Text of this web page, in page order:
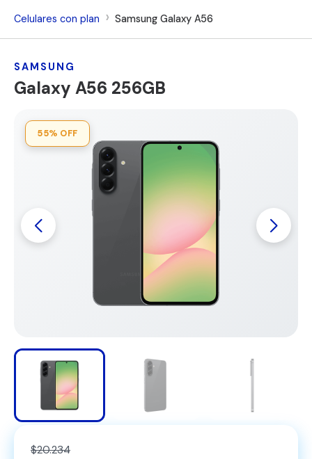
Celulares con plan Samsung Galaxy A56
SAMSUNG
Galaxy A56 256GB
55% OFF
$20.234